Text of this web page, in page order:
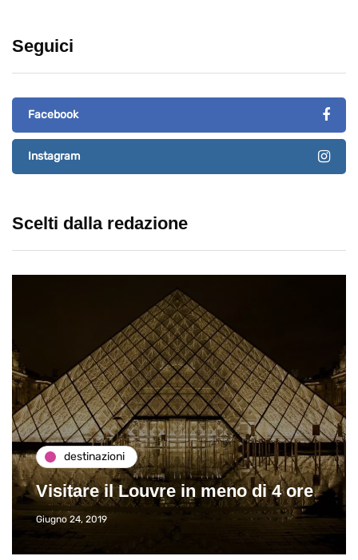
Seguici
Facebook
Instagram
Scelti dalla redazione
destinazioni
Visitare il Louvre in meno di 4 ore
Giugno 24, 2019